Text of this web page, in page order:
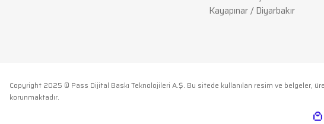
Kayapınar / Diyarbakır
Copyright 2025 © Pass Dijital Baskı Teknolojileri A.Ş. Bu sitede kullanılan resim ve belgeler,
korunmaktadır.